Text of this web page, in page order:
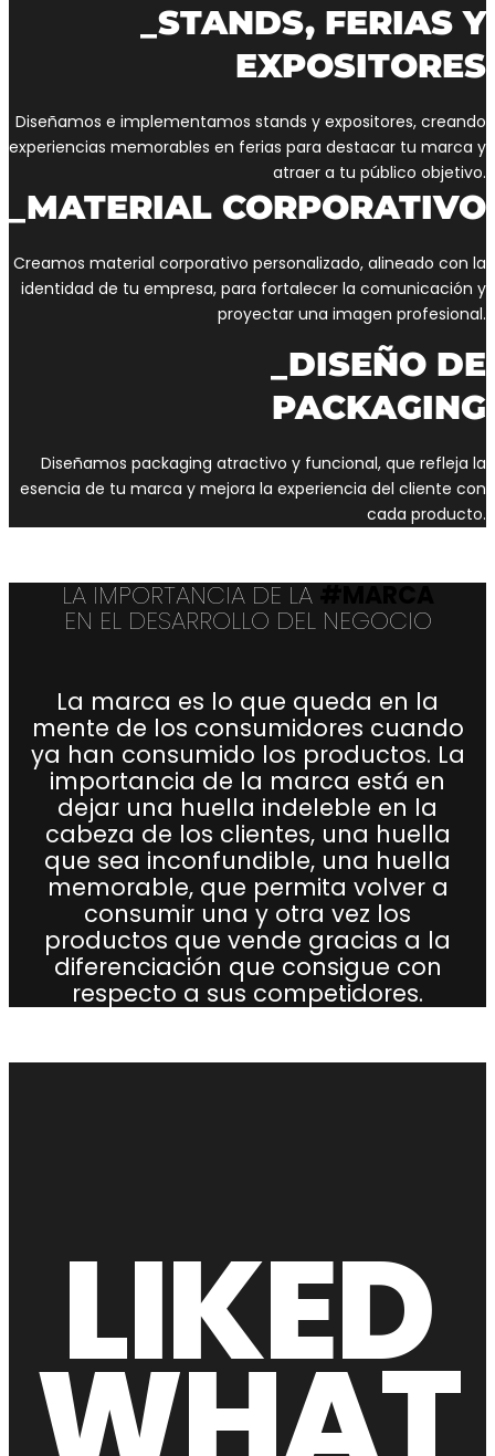
_STANDS, FERIAS Y
EXPOSITORES
Diseñamos e implementamos stands y expositores, creando
experiencias memorables en ferias para destacar tu marca y
atraer a tu público objetivo.
_MATERIAL CORPORATIVO
Creamos material corporativo personalizado, alineado con la
identidad de tu empresa, para fortalecer la comunicación y
proyectar una imagen profesional.
_DISEÑO DE
PACKAGING
Diseñamos packaging atractivo y funcional, que refleja la
esencia de tu marca y mejora la experiencia del cliente con
cada producto.
LA IMPORTANCIA DE LA
EN EL DESARROLLO DEL NEGOCIO
La marca es lo que queda en la
mente de los consumidores cuando
ya han consumido los productos. La
importancia de la marca está en
dejar una huella indeleble en la
cabeza de los clientes, una huella
que sea inconfundible, una huella
memorable, que permita volver a
consumir una y otra vez los
productos que vende gracias a la
diferenciación que consigue con
respecto a sus competidores.
LIKED